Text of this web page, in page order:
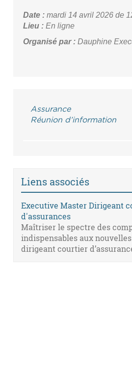
Date : mardi 14 avril 2026de
Lieu : En ligne
Organisé par : Dauphine
Assurance
Réunion d’information
Liens associés
Executive Master Dirigeant
d'assurances
Maîtriser le spectre des
indispensables aux
dirigeant courtier